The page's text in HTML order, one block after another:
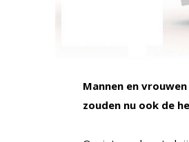
Mannen en
zouden nu ook de